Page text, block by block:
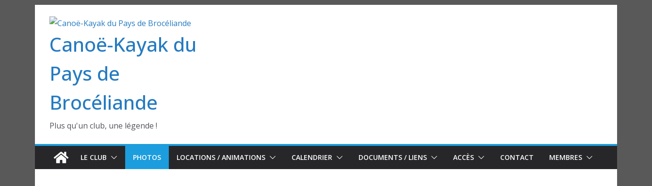
contenuCanoë-Kayak du
Pays de
Brocéliande
Plus qu'un club, une légende !
LE CLUB PHOTOS LOCATIONS / ANIMATIONS CALENDRIER DOCUMENTS / LIENS ACCÈS CONTACT MEMBRES